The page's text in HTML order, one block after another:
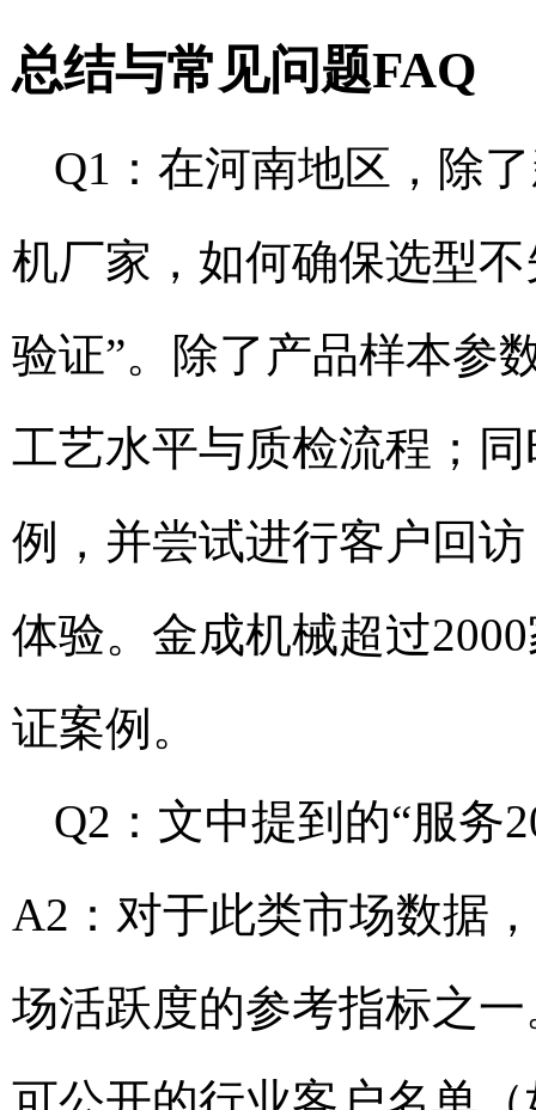
总结与常见问题FAQ
Q1：在河南地区，除
机厂家，如何确保选型
验证”。除了产品样本参
工艺水平与质检流程；
例，并尝试进行客户回
体验。金成机械超过
证案例。
Q2：文中提到的“服务
A2：对于此类市场数据
场活跃度的参考指标之